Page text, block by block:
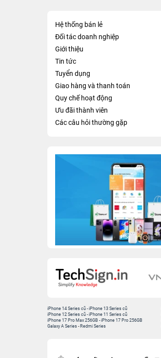
Hệ thống bán lẻ
Đối tác doanh nghiệp
Giới thiệu
Tin tức
Tuyển dụng
Giao hàng và thanh toán
Quy chế hoạt động
Ưu đãi thành viên
Các câu hỏi thường gặp
iPhone 14 Series cũ -iPhone 13 Series cũ
iPhone 12 Series cũ -iPhone 11 Series cũ
iPhone 17 Pro Max 256GB -iPhone 17 Pro 256GB
Galaxy A Series - Redmi Series